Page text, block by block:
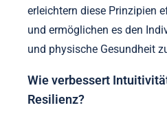
erleichtern diese Prinzipien
und ermöglichen es den
und physische Gesundheit
Wie verbessert
Resilienz?